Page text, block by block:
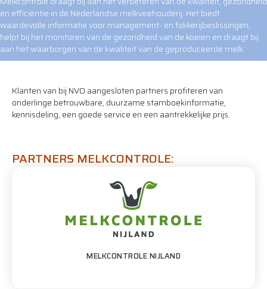
en efficiëntie in de Nederlandse melkveehouderij. Het biedt
waardevolle informatie voor management- en fokkerijbeslissingen,
helpt bij het monitoren van de gezondheid van de koeien en draagt bij
aan het waarborgen van de kwaliteit van de geproduceerde melk.
Klanten van bij NVO aangesloten partners profiteren van
onderlinge betrouwbare, duurzame stamboekinformatie,
kennisdeling, een goede service en een aantrekkelijke prijs.
PARTNERS MELKCONTROLE:
MELKCONTROLE NIJLAND